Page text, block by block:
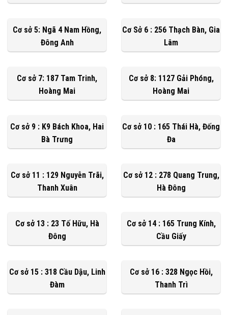
Cơ sở 5: Ngã 4 Nam Hồng,
Đông Anh
Cơ Sở 6 : 256 Thạch Bàn, Gia
Lâm
Cơ sở 7: 187 Tam Trinh,
Hoàng Mai
Cơ sở 8: 1127 Gải Phóng,
Hoàng Mai
Cơ sở 9 : K9 Bách Khoa, Hai
Bà Trưng
Cơ sở 10 : 165 Thái Hà, Đống
Đa
Cơ sở 11 : 129 Nguyễn Trãi,
Thanh Xuân
Cơ sở 12 : 278 Quang Trung,
Hà Đông
Cơ sở 13 : 23 Tố Hữu, Hà
Đông
Cơ sở 14 : 165 Trung Kính,
Cầu Giấy
Cơ sở 15 : 318 Cầu Dậu, Linh
Đàm
Cơ sở 16 : 328 Ngọc Hồi,
Thanh Trì